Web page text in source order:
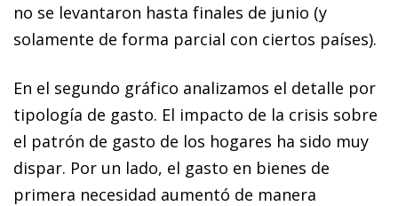
no se levantaron hasta finales de junio (y
solamente de forma parcial con ciertos países).
En el segundo gráfico analizamos el detalle por
tipología de gasto. El impacto de la crisis sobre
el patrón de gasto de los hogares ha sido muy
dispar. Por un lado, el gasto en bienes de
primera necesidad aumentó de manera